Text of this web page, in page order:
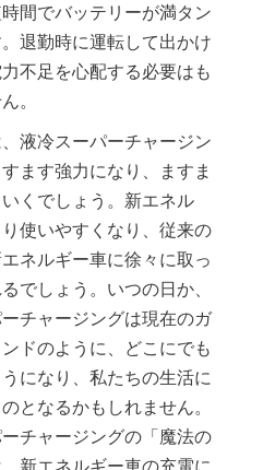
間でバッテリーが満タン
退勤時に運転して出かけ
不足を心配する必要はも
。
液冷スーパーチャージン
ます強力になり、ますま
くでしょう。新エネル
使いやすくなり、従来の
ネルギー車に徐々に取っ
でしょう。いつの日か、
チャージングは現在のガ
ドのように、どこにでも
になり、私たちの生活に
となるかもしれません。
チャージングの「魔法の
新エネルギー車の充電に